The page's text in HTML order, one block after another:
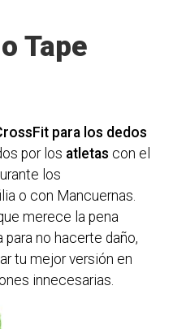
Tape
para los dedos
por los atletas con el
los
o con Mancuernas.
merece la pena
no hacerte daño,
tu mejor versión en
innecesarias.